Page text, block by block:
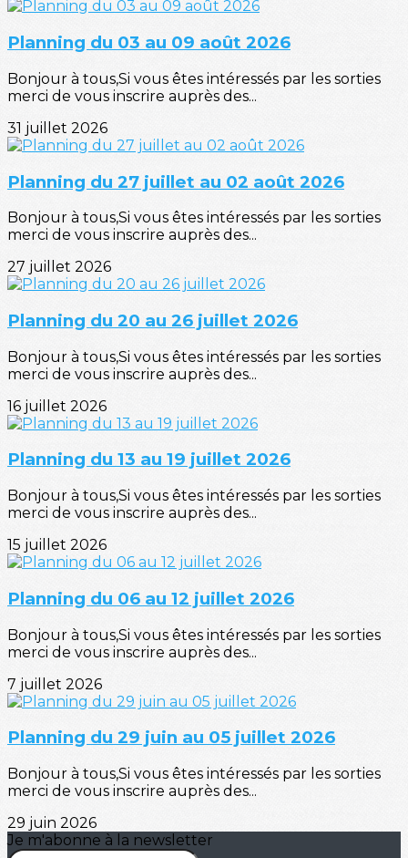
Planning du 03 au 09 août 2026
Bonjour à tous,Si vous êtes intéressés par les sorties
merci de vous inscrire auprès des...
31 juillet 2026
Planning du 27 juillet au 02 août 2026
Bonjour à tous,Si vous êtes intéressés par les sorties
merci de vous inscrire auprès des...
27 juillet 2026
Planning du 20 au 26 juillet 2026
Bonjour à tous,Si vous êtes intéressés par les sorties
merci de vous inscrire auprès des...
16 juillet 2026
Planning du 13 au 19 juillet 2026
Bonjour à tous,Si vous êtes intéressés par les sorties
merci de vous inscrire auprès des...
15 juillet 2026
Planning du 06 au 12 juillet 2026
Bonjour à tous,Si vous êtes intéressés par les sorties
merci de vous inscrire auprès des...
7 juillet 2026
Planning du 29 juin au 05 juillet 2026
Bonjour à tous,Si vous êtes intéressés par les sorties
merci de vous inscrire auprès des...
29 juin 2026
Je m'abonne à la newsletter